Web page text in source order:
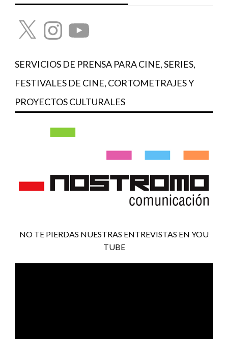
X InstagramYouTube
SERVICIOS DE PRENSA PARA CINE, SERIES,
FESTIVALES DE CINE, CORTOMETRAJES Y
PROYECTOS CULTURALES
NO TE PIERDAS NUESTRAS ENTREVISTAS EN YOU
TUBE